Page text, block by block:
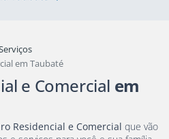
em Taubaté
e Comercial em
Residencial e Comercial que vão